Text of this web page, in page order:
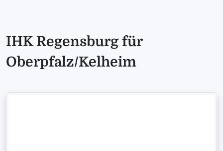
IHK Regensburg für
Oberpfalz/Kelheim